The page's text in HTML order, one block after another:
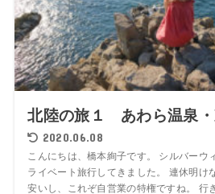
北陸の旅１ あわら温泉
2020.06.08
こんにちは、橋本絢子です。 シルバーウ
ライベート旅行してきました。 連休明け
安いし、これぞ自営業の特権ですね。 行